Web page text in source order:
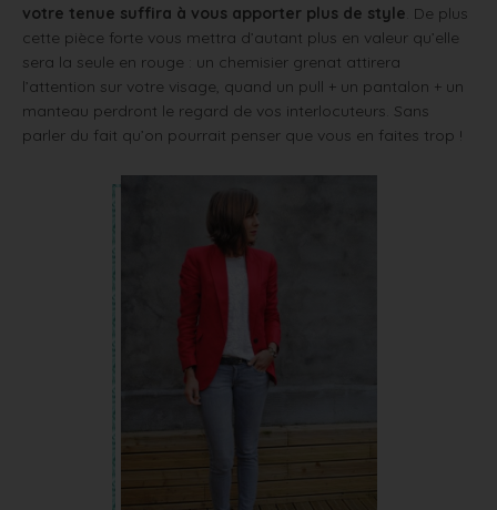
votre tenue suffira à vous apporter plus de style . De plus
cette pièce forte vous mettra d’autant plus en valeur qu’elle
sera la seule en rouge : un chemisier grenat attirera
l’attention sur votre visage, quand un pull + un pantalon + un
manteau perdront le regard de vos interlocuteurs. Sans
parler du fait qu’on pourrait penser que vous en faites trop !